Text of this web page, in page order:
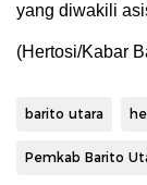
yang diwakili
(Hertosi/Kabar
barito utara
Pemkab Barito